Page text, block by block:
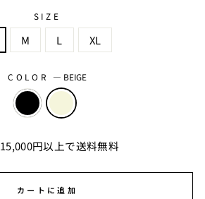
SIZE
M L XL
COLOR — BEIGE
15,000円以上で送料無料
カートに追加